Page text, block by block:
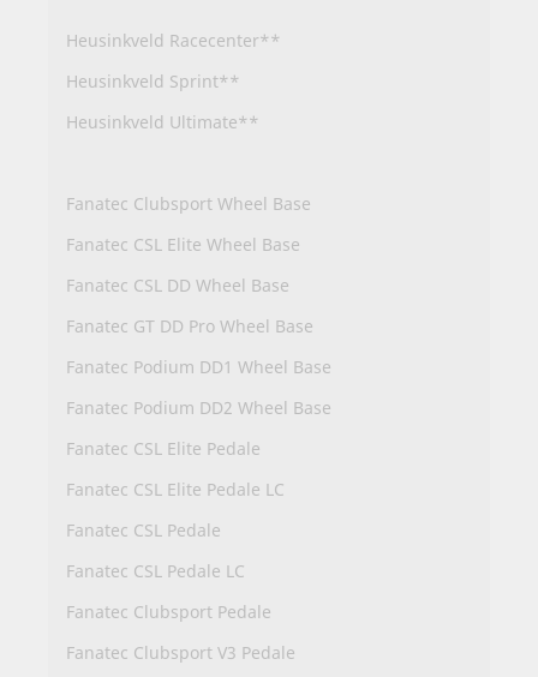
Heusinkveld Racecenter**
Heusinkveld Sprint**
Heusinkveld Ultimate**
Fanatec Clubsport Wheel Base
Fanatec CSL Elite Wheel Base
Fanatec CSL DD Wheel Base
Fanatec GT DD Pro Wheel Base
Fanatec Podium DD1 Wheel Base
Fanatec Podium DD2 Wheel Base
Fanatec CSL Elite Pedale
Fanatec CSL Elite Pedale LC
Fanatec CSL Pedale
Fanatec CSL Pedale LC
Fanatec Clubsport Pedale
Fanatec Clubsport V3 Pedale